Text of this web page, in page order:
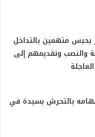
بحبس متهمين بالتداخل
والنصب وتقديمهم إلى
بالتحرش بسيدة في